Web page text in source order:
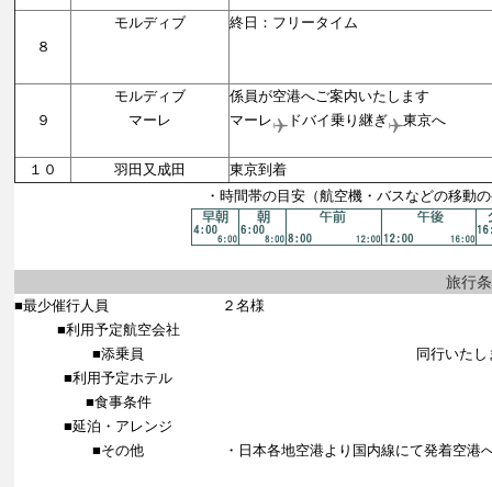
８
モルディブ 終日：フリータイム
９
モルディブ
マーレ
係員が空港へご案内いたします
マーレ
ドバイ乗り継ぎ
東京へ
１０
羽田又成田
東京到着
・時間帯の目安（航空機・バスなどの移動
旅行
■最少催行人員
２名様
■利用予定航空会社
■添乗員
同行いた
■利用予定ホテル
■食事条件
■延泊・アレンジ
■その他
・日本各地空港より国内線にて発着空